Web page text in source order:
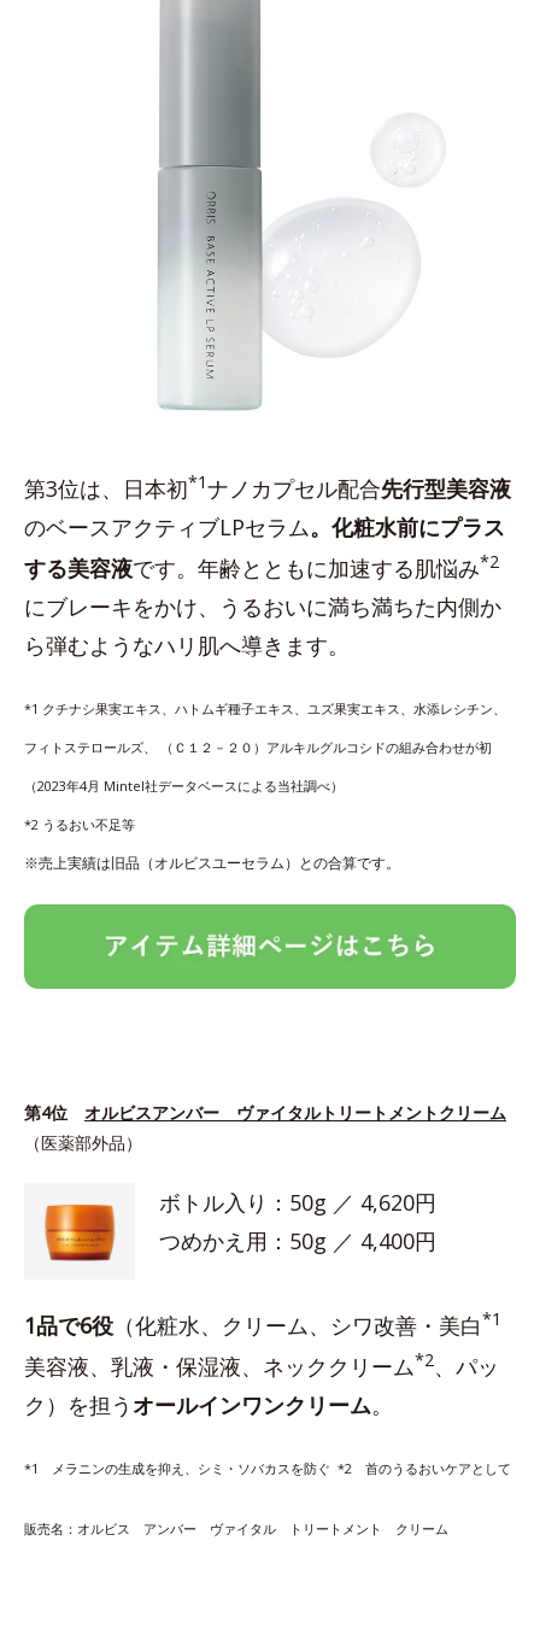
第3位は、日本初*1ナノカプセル配合先行型美容液
のベースアクティブLPセラム。化粧水前にプラス
する美容液です。年齢とともに加速する肌悩み*2
にブレーキをかけ、うるおいに満ち満ちた内側か
ら弾むようなハリ肌へ導きます。
*1 クチナシ果実エキス、ハトムギ種子エキス、ユズ果実エキス、水添レシチン、
フィトステロールズ、 （Ｃ１２－２０）アルキルグルコシドの組み合わせが初
（2023年4月 Mintel社データベースによる当社調べ）
*2 うるおい不足等
※売上実績は旧品（オルビスユーセラム）との合算です。
第4位
オルビスアンバー ヴァイタルトリートメントクリーム
（医薬部外品）
ボトル入り：50g ／ 4,620円
つめかえ用：50g ／ 4,400円
1品で6役 （化粧水、クリーム、シワ改善・美白*1
美容液、乳液・保湿液、ネッククリーム*2、パッ
ク）を担う オールインワンクリーム。
*1 メラニンの生成を抑え、シミ・ソバカスを防ぐ *2 首のうるおいケアとして
販売名：オルビス アンバー ヴァイタル トリートメント クリーム